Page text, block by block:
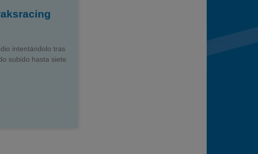
intentándolo tras
subido hasta siete